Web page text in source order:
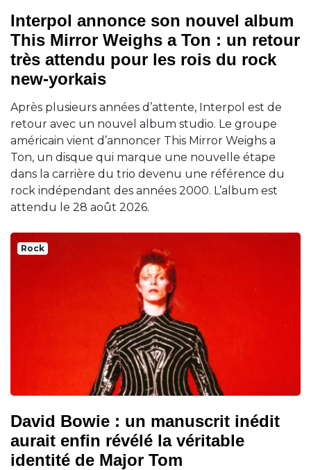
Interpol annonce son nouvel album
This Mirror Weighs a Ton : un retour
très attendu pour les rois du rock
new-yorkais
Après plusieurs années d’attente, Interpol est de
retour avec un nouvel album studio. Le groupe
américain vient d’annoncer This Mirror Weighs a
Ton, un disque qui marque une nouvelle étape
dans la carrière du trio devenu une référence du
rock indépendant des années 2000. L’album est
attendu le 28 août 2026.
Rock
David Bowie : un manuscrit inédit
aurait enfin révélé la véritable
identité de Major Tom